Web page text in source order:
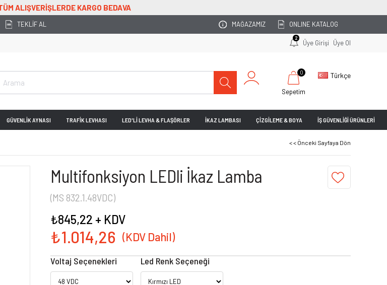
KARGO BEDAVA
TEKLİF AL MAĞAZAMIZ ONLINE KATALOG
2
Üye Girişi Üye Ol
Türkçe
Sepetim
0
GÜVENLİK AYNASI TRAFİK LEVHASI LED'Lİ LEVHA & FLAŞÖRLER İKAZ LAMBASI ÇİZGİLEME & BOYA İŞ GÜVENLİĞİ ÜRÜNLERİ
< < Önceki Sayfaya Dön
Multifonksiyon LEDli İkaz Lamba
(MS 832.1.48VDC)
₺1.014,26
₺845,22 + KDV
Voltaj Seçenekleri Led Renk Seçeneği